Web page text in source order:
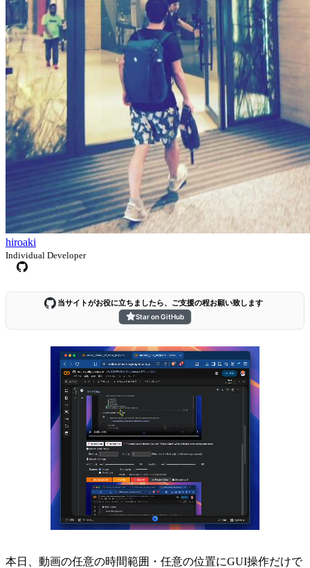
hiroaki
Individual Developer
当サイトがお役に立ちましたら、ご支援の程お願い致します
Star on GitHub
本日、動画の任意の時間範囲・任意の位置にGUI操作だけで